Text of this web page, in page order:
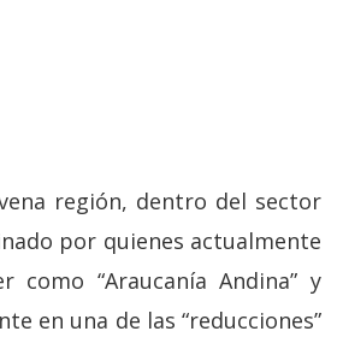
dentro del sector
por quienes actualmente
como “Araucanía Andina” y
en una de las “reducciones”